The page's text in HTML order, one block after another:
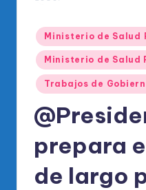
O
fi
ci
al
Publicado
en
Ministerio de Salud
Ministerio de Salud
Trabajos de
prepara
de largo